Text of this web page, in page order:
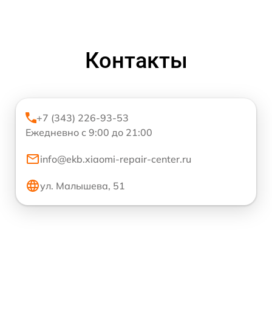
Контакты
+7 (343) 226-93-53
Ежедневно с 9:00 до 21:00
info@ekb.xiaomi-repair-center.ru
ул. Малышева, 51